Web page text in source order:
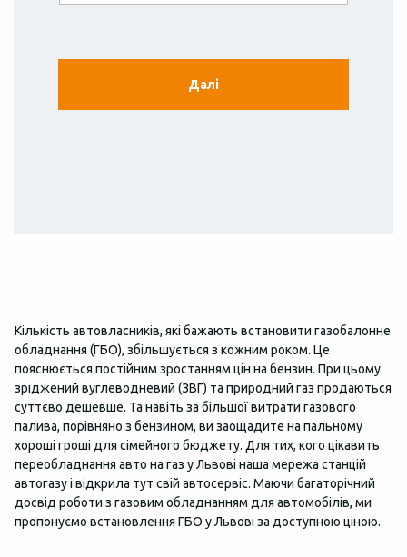
Далі
Безготівковий
Кількість автовласників, які бажають встановити газобалонне
обладнання (ГБО), збільшується з кожним роком. Це
пояснюється постійним зростанням цін на бензин. При цьому
зріджений вуглеводневий (ЗВГ) та природний газ продаються
суттєво дешевше. Та навіть за більшої витрати газового
палива, порівняно з бензином, ви заощадите на пальному
хороші гроші для сімейного бюджету. Для тих, кого цікавить
переобладнання авто на газ у Львові наша мережа станцій
автогазу і відкрила тут свій автосервіс. Маючи багаторічний
досвід роботи з газовим обладнанням для автомобілів, ми
пропонуємо встановлення ГБО у Львові за доступною ціною.